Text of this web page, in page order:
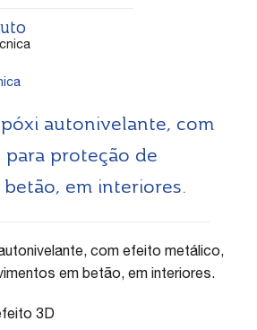
autonivelante, com
proteção de
em interiores.
com efeito metálico,
em betão, em interiores.
3D